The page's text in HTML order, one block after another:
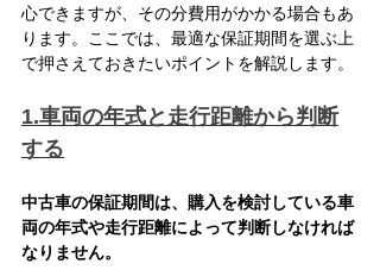
心できますが、その分費用がかかる場合もあ
ります。ここでは、最適な保証期間を選ぶ上
で押さえておきたいポイントを解説します。
1.車両の年式と走行距離から判断
する
中古車の保証期間は、購入を検討している車
両の年式や走行距離によって判断しなければ
なりません。